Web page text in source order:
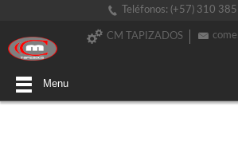
Teléfonos: (+57) 310
CM TAPIZADOS
Menu